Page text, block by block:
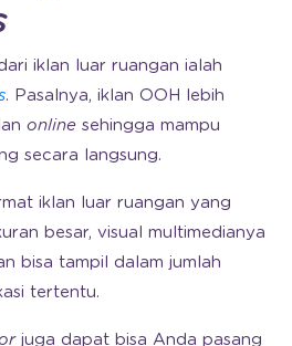
iklan luar ruangan ialah
. Pasalnya, iklan OOH lebih
online sehingga mampu
secara langsung.
iklan luar ruangan yang
besar, visual multimedianya
bisa tampil dalam jumlah
tertentu.
juga dapat bisa Anda pasang